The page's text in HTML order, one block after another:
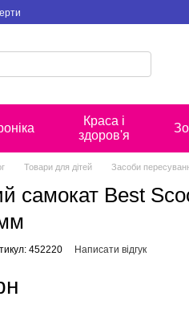
Краса і
здоров'я
Товари для дітей Засоби
самокат Best
452220 Написати відгук